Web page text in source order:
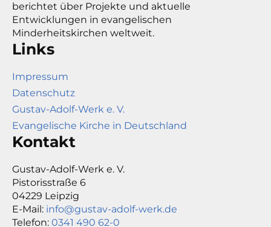
berichtet über Projekte und aktuelle
Entwicklungen in evangelischen
Minderheitskirchen weltweit.
Links
Impressum
Datenschutz
Gustav-Adolf-Werk e. V.
Evangelische Kirche in Deutschland
Kontakt
Gustav-Adolf-Werk e. V.
Pistorisstraße 6
04229 Leipzig
E-Mail: info@gustav-adolf-werk.de
Telefon: 0341 490 62-0